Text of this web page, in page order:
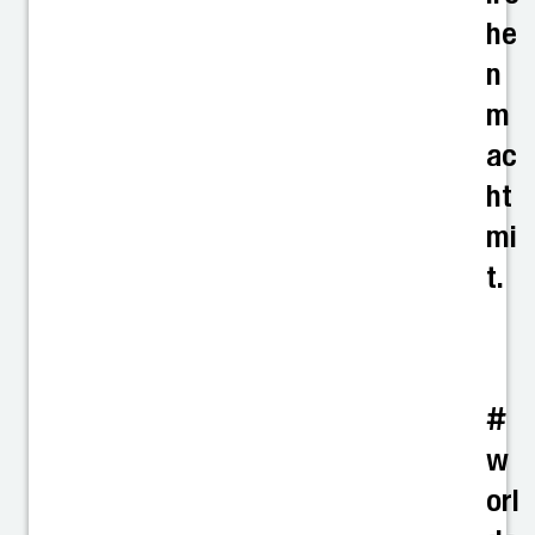
he
n
m
ac
ht
mi
t.
#
w
orl